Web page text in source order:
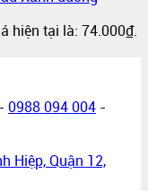
hiện tại là: 74.000₫.
- 0988 094 004 -
Hiệp, Quận 12,